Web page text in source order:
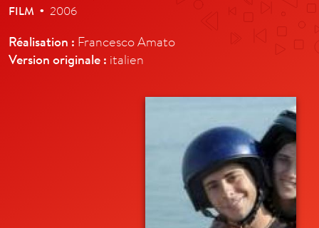
FILM • 2006
Réalisation : Francesco Amato
Version originale : italien